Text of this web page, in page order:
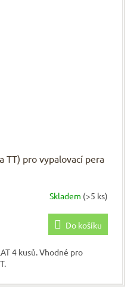
TT) pro vypalovací pera
Skladem (>5 ks)
Do košíku
4 kusů. Vhodné pro